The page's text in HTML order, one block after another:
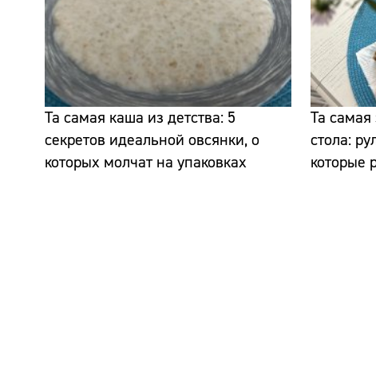
Та самая каша из детства: 5
секретов идеальной овсянки, о
которых молчат на упаковках
Та самая
стола:
которые